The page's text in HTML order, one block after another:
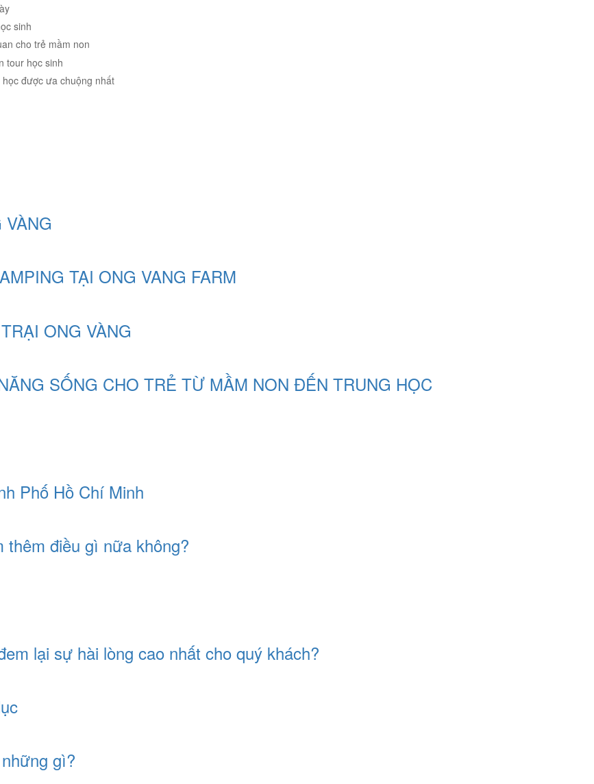
sinh
cho trẻ mầm non
tour học sinh
được ưa chuộng nhất
TẠI ONG VANG FARM
ONG VÀNG
SỐNG CHO TRẺ TỪ MẦM NON ĐẾN TRUNG HỌC
Phố Hồ Chí Minh
thêm điều gì nữa không?
lại sự hài lòng cao nhất cho quý khách?
gì?